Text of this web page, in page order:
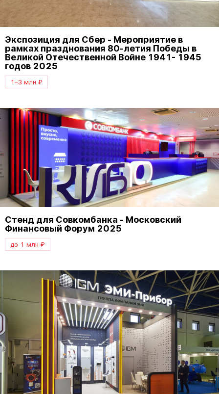
Экспозиция для Сбер - Мероприятие в
рамках празднования 80-летия Победы в
Великой Отечественной Войне 1941- 1945
годов 2025
1–3 млн ₽
Стенд для Совкомбанка - Московский
Финансовый Форум 2025
до 1 млн ₽